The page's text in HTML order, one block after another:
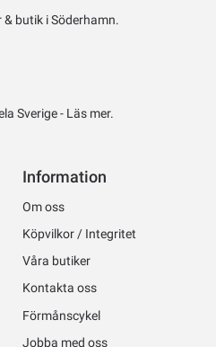
butik i Söderhamn.
Sverige - Läs mer.
Information
Om oss
Köpvilkor / Integritet
Våra butiker
Kontakta oss
Förmånscykel
Jobba med oss